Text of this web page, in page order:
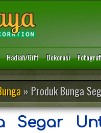
Hadiah/Gift Dekorasi
» Produk Bunga
Segar